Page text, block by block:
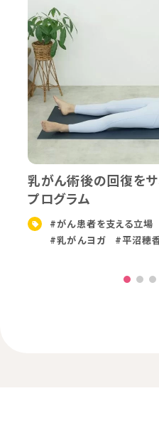
乳がん術後の回復を
プログラム
#がん患者を支える立場
#乳がんヨガ
#平沼穂